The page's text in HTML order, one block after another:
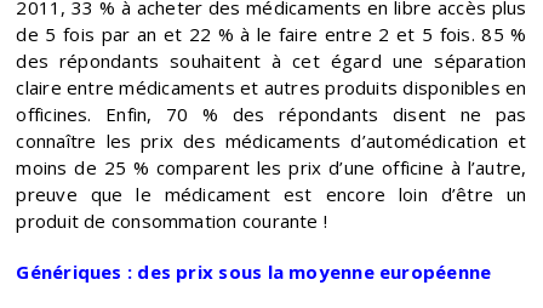
2011, 33 % à acheter des médicaments en libre accès plus
de 5 fois par an et 22 % à le faire entre 2 et 5 fois. 85 %
des répondants souhaitent à cet égard une séparation
claire entre médicaments et autres produits disponibles en
officines. Enfin, 70 % des répondants disent ne pas
connaître les prix des médicaments d’automédication et
moins de 25 % comparent les prix d’une officine à l’autre,
preuve que le médicament est encore loin d’être un
produit de consommation courante !
Génériques : des prix sous la moyenne européenne